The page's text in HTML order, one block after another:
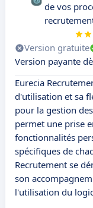
de vos
Version gratuite
Version payante
Eurecia
d'utilisation et sa
pour la gestion
permet une prise
fonctionnalités
spécifiques de
Recrutement se
son
l'utilisation du